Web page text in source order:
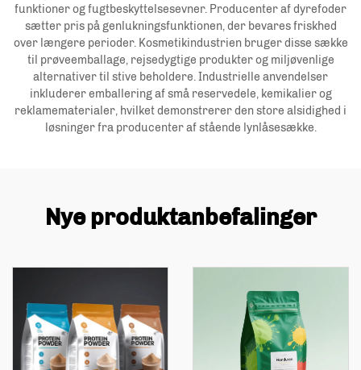
funktioner og fugtbeskyttelsesevner. Producenter af dyrefoder
sætter pris på genlukningsfunktionen, der bevares friskhed
over længere perioder. Kosmetikindustrien bruger disse sække
til prøveemballage, rejsedygtige produkter og miljøvenlige
alternativer til stive beholdere. Industrielle anvendelser
inkluderer emballering af små reservedele, kemikalier og
reklamematerialer, hvilket demonstrerer den store alsidighed i
løsninger fra producenter af stående lynlåsesække.
Nye produktanbefalinger